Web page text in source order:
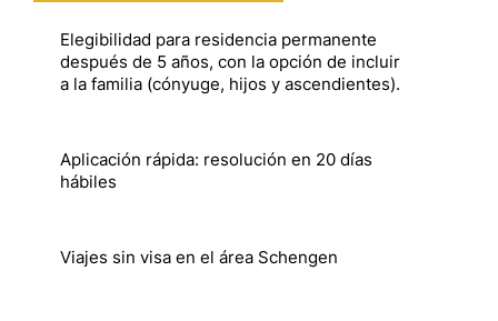
Elegibilidad para residencia permanente
después de 5 años, con la opción de incluir
a la familia (cónyuge, hijos y ascendientes).
Aplicación rápida: resolución en 20 días
hábiles
Viajes sin visa en el área Schengen